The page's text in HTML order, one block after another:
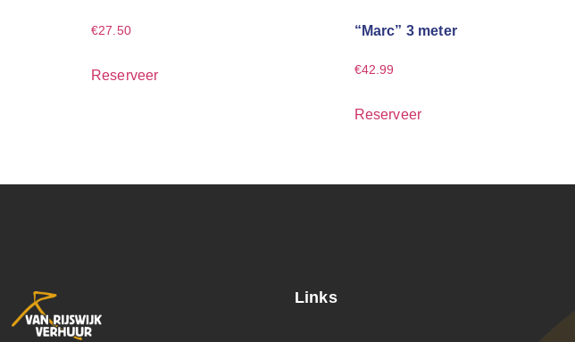
€27.50
Reserveer
“Marc” 3 meter
€42.99
Reserveer
Links